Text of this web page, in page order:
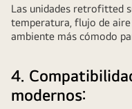
Las unidades retrofitted
temperatura, flujo de
ambiente más cómodo
4.
modernos: